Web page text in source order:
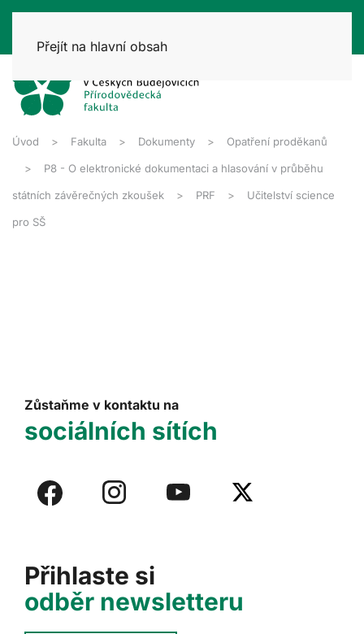
Přejít na hlavní obsah
Úvod Fakulta Dokumenty Opatření proděkanů
P8 - O elektronické dokumentaci a hlasování v průběhu
státních závěrečných zkoušek PRF Učitelství science
pro SŠ
Přihlaste si
odběr newsletteru
Zůstaňme v kontaktu na
sociálních sítích